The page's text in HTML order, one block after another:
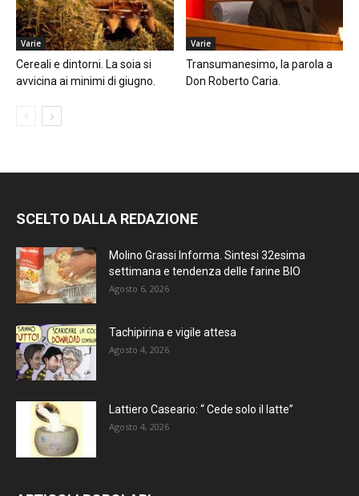
Varie
Cereali e dintorni. La soia si
avvicina ai minimi di giugno.
Varie
Transumanesimo, la parola a
Don Roberto Caria.
SCELTO DALLA REDAZIONE
Molino Grassi Informa. Sintesi 32esima
settimana e tendenza delle farine BIO
Agosto 6, 2026
Tachipirina e vigile attesa
Agosto 4, 2026
Lattiero Caseario: “ Cede solo il latte”
Agosto 4, 2026